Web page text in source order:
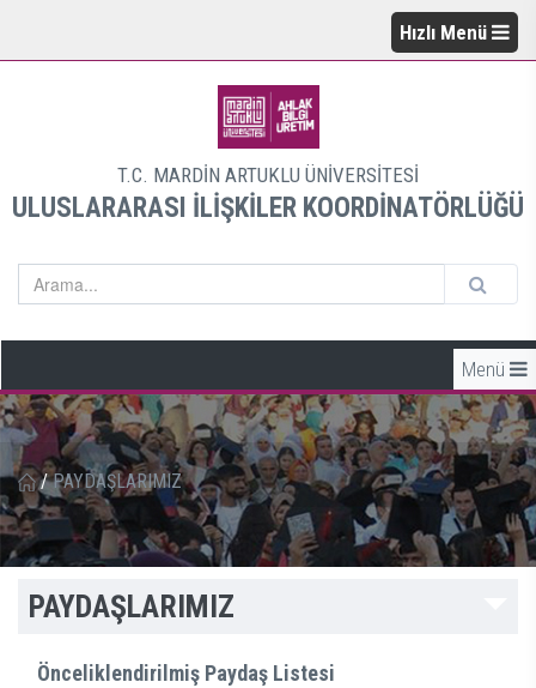
Hızlı Menü
T.C. MARDİN ARTUKLU ÜNİVERSİTESİ
ULUSLARARASI İLİŞKİLER KOORDİNATÖRLÜĞÜ
Menü
/ PAYDAŞLARIMIZ
PAYDAŞLARIMIZ
Önceliklendirilmiş Paydaş Listesi